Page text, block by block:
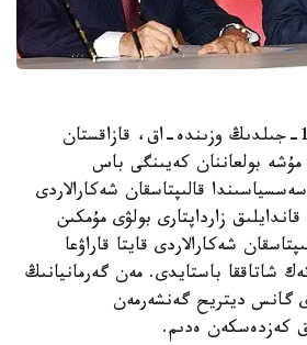
سوندىقتان دا مەن 1992-جىلدىڭ وزىندە-اق، قازاقستان
مۇشە بولعاننان كەيىنگى باس
قالىپتاسقان شەكارالاردى
زارداپتارى بولۋى مۇمكىن
شەكارالاردى قايتا قاراۋعا
شاتاققا باستايدى. مەن گەرمانيانىڭ
گانس ديتريح گەنشەرمەن
كەزدەسكەن ەدىم.